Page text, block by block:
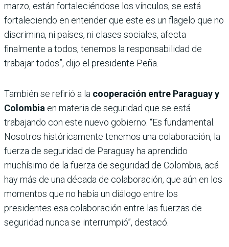
marzo, están fortaleciéndose los vínculos, se está
fortaleciendo en entender que este es un flagelo que no
discrimina, ni países, ni clases sociales, afecta
finalmente a todos, tenemos la responsabilidad de
trabajar todos”, dijo el presidente Peña.
También se refirió a la cooperación entre Paraguay y
Colombia en materia de seguridad que se está
trabajando con este nuevo gobierno. “Es fundamental.
Nosotros históricamente tenemos una colaboración, la
fuerza de seguridad de Paraguay ha aprendido
muchísimo de la fuerza de seguridad de Colombia, acá
hay más de una década de colaboración, que aún en los
momentos que no había un diálogo entre los
presidentes esa colaboración entre las fuerzas de
seguridad nunca se interrumpió”, destacó.